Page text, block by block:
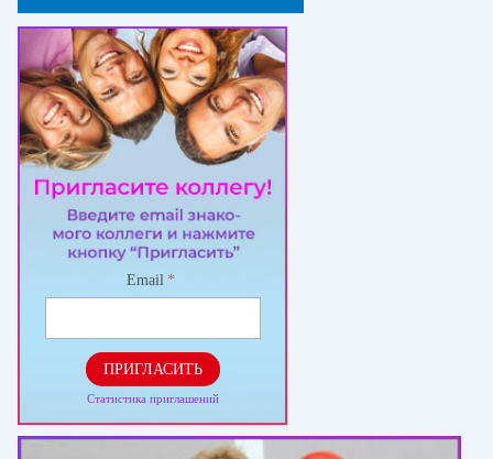
Email *
ПРИГЛАСИТЬ
Статистика приглашений